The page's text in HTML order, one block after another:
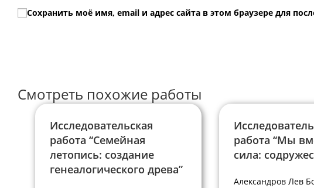
имя
или
Сохранить моё имя, email и адрес сайта в этом браузере для
Смотреть похожие работы
Исследовательская
работа “Семейная
летопись: создание
генеалогического древа”
работа “Мы
сила:
Александров Лев